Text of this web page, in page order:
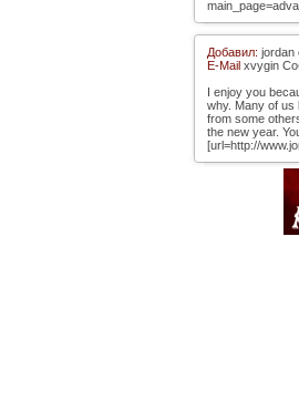
Добавил: jordan
E-Mail xvygin
I enjoy you
why. Many of us
from some
the new year.
[url=http://